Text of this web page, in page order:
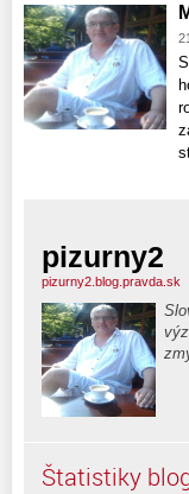
pizurny2
pizurny2.blog.pravda.sk
Štatistiky